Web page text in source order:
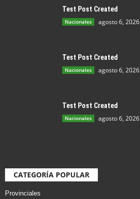
Test Post Created
Nacionales agosto 6, 2026
Test Post Created
Nacionales agosto 6, 2026
Test Post Created
Nacionales agosto 6, 2026
CATEGORÍA POPULAR
Provinciales